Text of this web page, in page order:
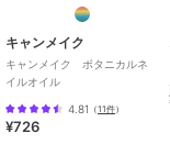
キャンメイク
キャンメイク ボタニカルネ
イルオイル
4.81 （11件）
¥726